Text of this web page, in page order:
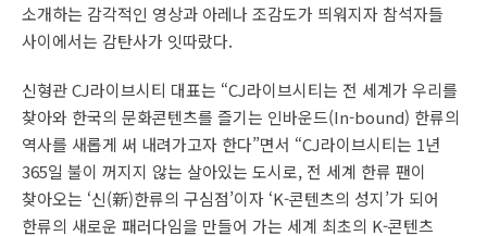
소개하는 감각적인 영상과 아레나 조감도가 띄워지자 참석자들
사이에서는 감탄사가 잇따랐다.
신형관 CJ라이브시티 대표는 “CJ라이브시티는 전 세계가 우리를
찾아와 한국의 문화콘텐츠를 즐기는 인바운드(In-bound) 한류의
역사를 새롭게 써 내려가고자 한다”면서 “CJ라이브시티는 1년
365일 불이 꺼지지 않는 살아있는 도시로, 전 세계 한류 팬이
찾아오는 ‘신(新)한류의 구심점’이자 ‘K-콘텐츠의 성지’가 되어
한류의 새로운 패러다임을 만들어 가는 세계 최초의 K-콘텐츠